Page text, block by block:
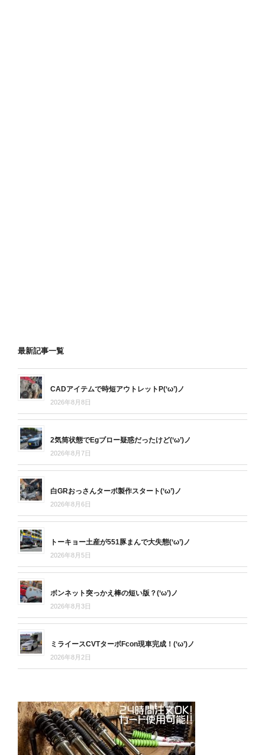
最新記事一覧
CADアイテムで時短アウトレットP(‘ω’)ノ
2026年8月8日
2気筒状態でEgブロー疑惑だったけど(‘ω’)ノ
2026年8月7日
白GRおっさんターボ製作スタート(‘ω’)ノ
2026年8月6日
トーキョー土産が551豚まんで大失態(‘ω’)ノ
2026年8月5日
ボンネット突っかえ棒の短い版？(‘ω’)ノ
2026年8月3日
ミライースCVTターボFcon現車完成！(‘ω’)ノ
2026年8月2日